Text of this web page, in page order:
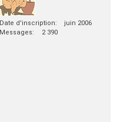
Date d'inscription
juin 2006
Messages
2 390